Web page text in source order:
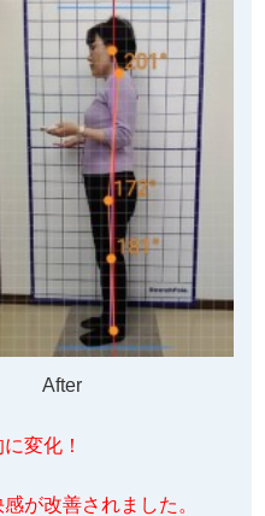
After
変化！
が改善されました。